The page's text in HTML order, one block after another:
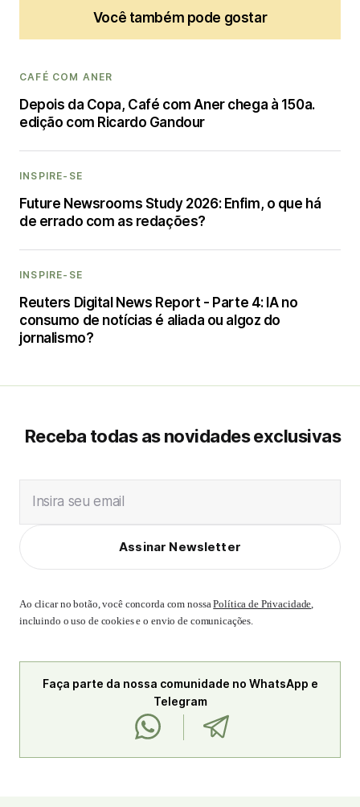
Você também pode gostar
CAFÉ COM ANER
Depois da Copa, Café com Aner chega à 150a.
edição com Ricardo Gandour
INSPIRE-SE
Future Newsrooms Study 2026: Enfim, o que há
de errado com as redações?
INSPIRE-SE
Reuters Digital News Report - Parte 4: IA no
consumo de notícias é aliada ou algoz do
jornalismo?
Receba todas as novidades exclusivas
Insira seu email
Assinar Newsletter
Ao clicar no botão, você concorda com nossaPolítica de Privacidade,
incluindo o uso de cookies e o envio de comunicações.
Faça parte da nossa comunidade no WhatsApp e
Telegram